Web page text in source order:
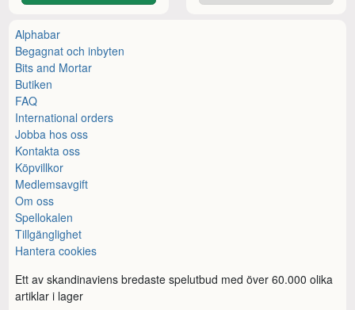
Alphabar
Begagnat och inbyten
Bits and Mortar
Butiken
FAQ
International orders
Jobba hos oss
Kontakta oss
Köpvillkor
Medlemsavgift
Om oss
Spellokalen
Tillgänglighet
Hantera cookies
Ett av skandinaviens bredaste spelutbud med över 60.000 olika
artiklar i lager